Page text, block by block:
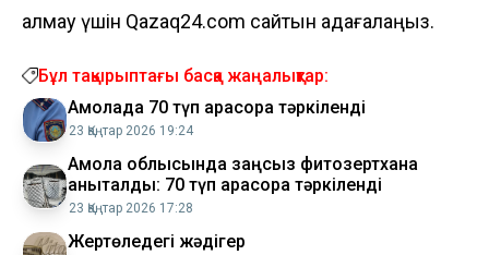
алмау үшін Qazaq24.com сайтын қадағалаңыз.
Бұл тақырыптағы басқа жаңалықтар:
Ақмолада 70 түп қарасора тәркіленді
23 Қаңтар 2026 19:24
Ақмола облысында заңсыз фитозертхана
анықталды: 70 түп қарасора тәркіленді
23 Қаңтар 2026 17:28
Жертөледегі жәдігер